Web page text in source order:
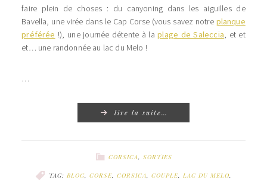
faire plein de choses : du canyoning dans les aiguilles de
Bavella, une virée dans le Cap Corse (vous savez notre planque
préférée !), une journée détente à laplage de Saleccia, et et
et… une randonnée au lac du Melo !
…
lire la suite…
CORSICA SORTIES
TAG: BLOG CORSE CORSICA COUPLE LAC DU MELO